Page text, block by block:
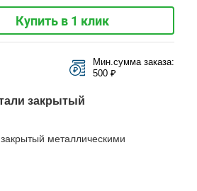
Купить в 1 клик
Мин.сумма заказа:
500 ₽
закрытый
металлическими